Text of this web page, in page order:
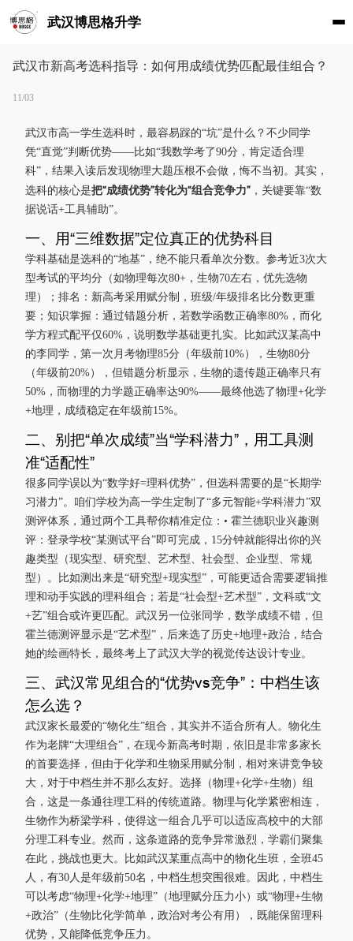
武汉博思格升学
武汉市新高考选科指导：如何用成绩优势匹配最佳组合？
11/03
武汉市高一学生选科时，最容易踩的“坑”是什么？不少同学
凭“直觉”判断优势——比如“我数学考了90分，肯定适合理
科”，结果入读后发现物理大题压根不会做，悔不当初。其实，
选科的核心是把“成绩优势”转化为“组合竞争力” ，关键要靠“数
据说话+工具辅助”。
一、用“三维数据”定位真正的优势科目
学科基础是选科的“地基”，绝不能只看单次分数。参考近3次大
型考试的平均分（如物理每次80+，生物70左右，优先选物
理）；排名：新高考采用赋分制，班级/年级排名比分数更重
要；知识掌握：通过错题分析，若数学函数正确率80%，而化
学方程式配平仅60%，说明数学基础更扎实。比如武汉某高中
的李同学，第一次月考物理85分（年级前10%），生物80分
（年级前20%），但错题分析显示，生物的遗传题正确率只有
50%，而物理的力学题正确率达90%——最终他选了物理+化学
+地理，成绩稳定在年级前15%。
二、别把“单次成绩”当“学科潜力”，用工具测
准“适配性”
很多同学误以为“数学好=理科优势”，但选科需要的是“长期学
习潜力”。咱们学校为高一学生定制了“多元智能+学科潜力”双
测评体系，通过两个工具帮你精准定位：• 霍兰德职业兴趣测
评：登录学校“某测试平台”即可完成，15分钟就能得出你的兴
趣类型（现实型、研究型、艺术型、社会型、企业型、常规
型）。比如测出来是“研究型+现实型”，可能更适合需要逻辑推
理和动手实践的理科组合；若是“社会型+艺术型”，文科或“文
+艺”组合或许更匹配。武汉另一位张同学，数学成绩不错，但
霍兰德测评显示是“艺术型”，后来选了历史+地理+政治，结合
她的绘画特长，最终考上了武汉大学的视觉传达设计专业。
三、武汉常见组合的“优势vs竞争”：中档生该
怎么选？
武汉家长最爱的“物化生”组合，其实并不适合所有人。物化生
作为老牌“大理组合”，在现今新高考时期，依旧是非常多家长
的首要选择，但由于化学和生物采用赋分制，相对来讲竞争较
大，对于中档生并不那么友好。选择（物理+化学+生物）组
合，这是一条通往理工科的传统道路。物理与化学紧密相连，
生物作为桥梁学科，使得这一组合几乎可以适应高校中的大部
分理工科专业。然而，这条道路的竞争异常激烈，学霸们聚集
在此，挑战也更大。比如武汉某重点高中的物化生班，全班45
人，有30人是年级前50名，中档生想突围很难。因此，中档生
可以考虑“物理+化学+地理”（地理赋分压力小）或“物理+生物
+政治”（生物比化学简单，政治对考公有用），既能保留理科
优势，又能降低竞争压力。